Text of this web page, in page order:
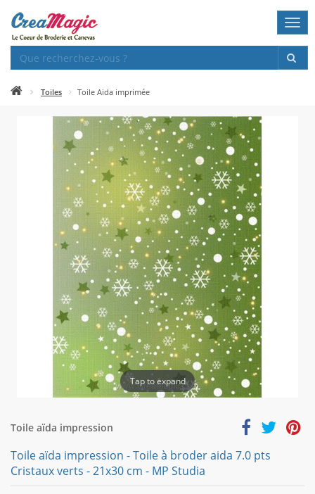
Toiles Toile Aida imprimée
Tap to expand
Toile aïda impression
Toile aïda impression - Toile à broder aida 7.0 pts
Cristaux verts - 21x30 cm - MP Studia